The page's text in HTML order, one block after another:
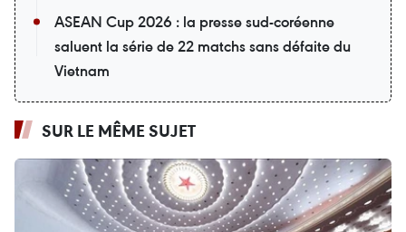
ASEAN Cup 2026 : la presse sud-coréenne
saluent la série de 22 matchs sans défaite du
Vietnam
SUR LE MÊME SUJET